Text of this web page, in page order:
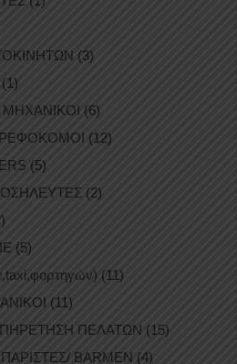
(3)
(1)
(6)
(12)
(5)
(2)
(5)
(11)
(11)
ΠΕΛΑΤΩΝ (15)
BARMEN (4)